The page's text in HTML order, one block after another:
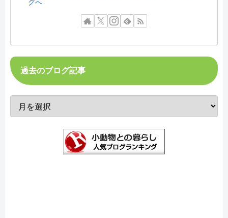
グへ
過去のブログ記事